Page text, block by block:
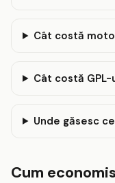
Cât costă
Cât costă GPL-
Unde găsesc
Cum